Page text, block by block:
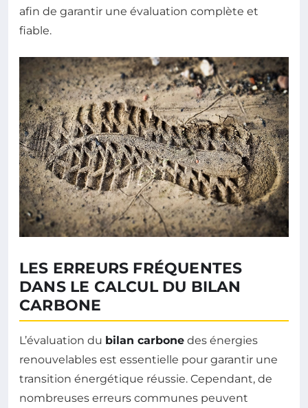
afin de garantir une évaluation complète et
fiable.
LES ERREURS FRÉQUENTES
DANS LE CALCUL DU BILAN
CARBONE
L’évaluation du bilan carbone des énergies
renouvelables est essentielle pour garantir une
transition énergétique réussie. Cependant, de
nombreuses erreurs communes peuvent